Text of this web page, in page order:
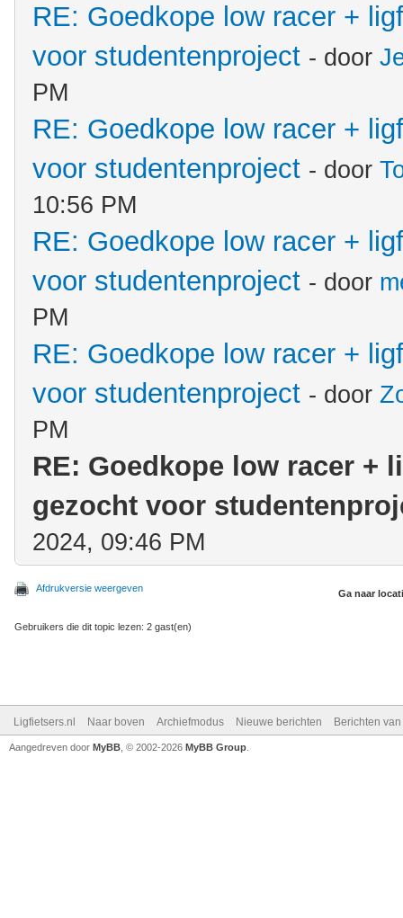
RE: Goedkope low racer +
voor studentenproject - door
PM
RE: Goedkope low racer +
voor studentenproject - door
10:56 PM
RE: Goedkope low racer +
voor studentenproject - door
PM
RE: Goedkope low racer +
voor studentenproject - door
PM
RE: Goedkope low racer +
gezocht voor
2024, 09:46 PM
Afdrukversie weergeven Ga naar
Gebruikers die dit topic lezen: 2 gast(en)
Ligfietsers.nl Naar boven Archiefmodus Nieuwe berichten Berichten
Aangedreven door MyBB , © 2002-2026 MyBB Group